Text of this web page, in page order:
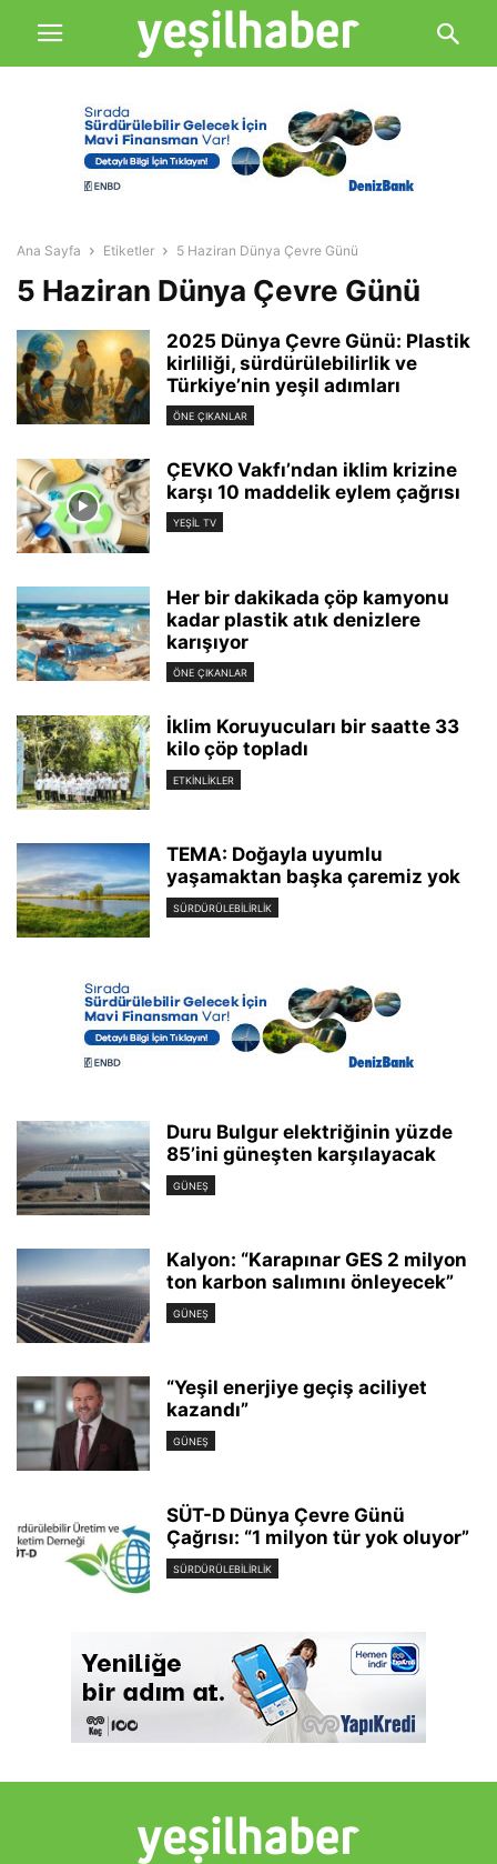
Ana Sayfa Etiketler 5 Haziran Dünya Çevre Günü
5 Haziran Dünya Çevre Günü
2025 Dünya Çevre Günü: Plastik
kirliliği, sürdürülebilirlik ve
Türkiye’nin yeşil adımları
ÖNE ÇIKANLAR
ÇEVKO Vakfı’ndan iklim krizine
karşı 10 maddelik eylem çağrısı
YEŞIL TV
Her bir dakikada çöp kamyonu
kadar plastik atık denizlere
karışıyor
ÖNE ÇIKANLAR
İklim Koruyucuları bir saatte 33
kilo çöp topladı
ETKINLIKLER
TEMA: Doğayla uyumlu
yaşamaktan başka çaremiz yok
SÜRDÜRÜLEBILIRLIK
Duru Bulgur elektriğinin yüzde
85’ini güneşten karşılayacak
GÜNEŞ
Kalyon: “Karapınar GES 2 milyon
ton karbon salımını önleyecek”
GÜNEŞ
“Yeşil enerjiye geçiş aciliyet
kazandı”
GÜNEŞ
SÜT-D Dünya Çevre Günü
Çağrısı: “1 milyon tür yok oluyor”
SÜRDÜRÜLEBILIRLIK